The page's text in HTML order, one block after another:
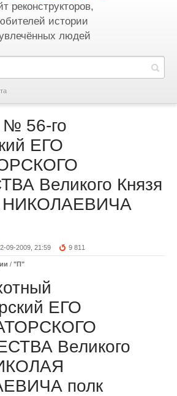
реконструкторов,
истории
людей
№ 56-го
ЕГО
Великого Князя
09-2009, 21:59 9 811
/ "П"
ЕГО
Великого
полк